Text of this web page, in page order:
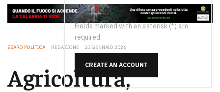
Fields marked with an asterisk (*) are
required.
CREATE AN ACCOUNT
ESARO POLITICA REDAZIONE 23 GENNAIO 2026
Agricoltura,